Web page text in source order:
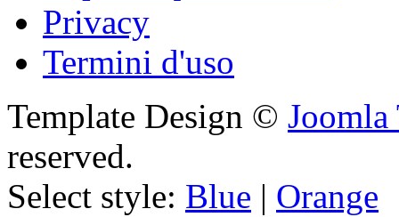
Privacy
Termini d'uso
Template Design © Joomla
reserved.
Select style: Blue | Orange